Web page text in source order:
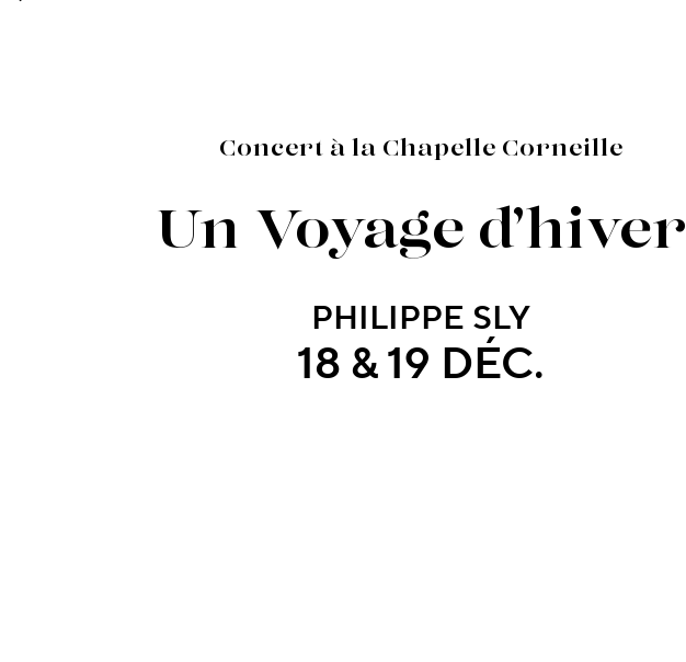
Concert à la Chapelle Corneille
Un Voyage d’hiver
PHILIPPE SLY
18 & 19 DÉC.